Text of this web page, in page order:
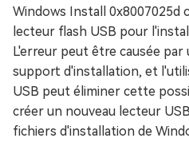
Windows Install 0x8007025d
lecteur flash USB pour
L'erreur peut être causée
support d'installation, et
USB peut éliminer cette
créer un nouveau lecteur
fichiers d'installation de